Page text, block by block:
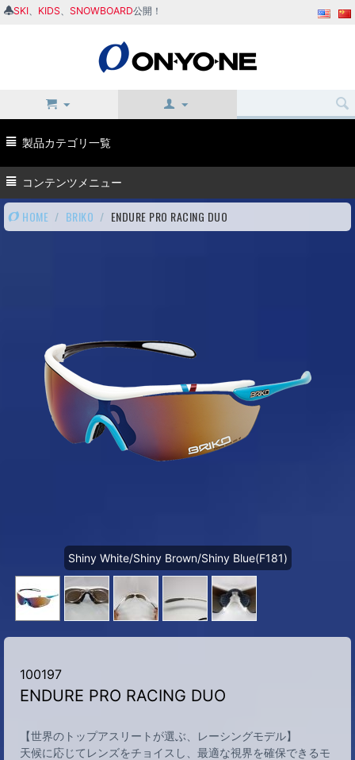
SKI KIDS SNOWBOARD公開！
製品カテゴリ一覧
コンテンツメニュー
HOME / BRIKO / ENDURE PRO RACING DUO
Shiny White/Shiny Brown/Shiny Blue(F181)
100197
ENDURE PRO RACING DUO
【世界のトップアスリートが選ぶ、レーシングモデル】
天候に応じてレンズをチョイスし、最適な視界を確保できるモ